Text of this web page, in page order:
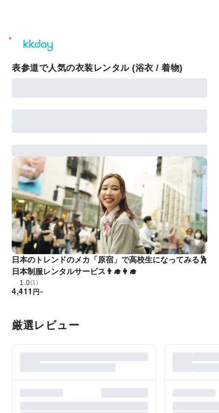
unread
notifications
表参道で人気の衣装レンタル (浴衣 / 着物)
日本のトレンドのメカ「原宿」で高校生になってみる🕺
日本制服レンタルサービス👨‍🎓👩‍🎓
1.0(1)
円
4,411 ~
厳選レビュー